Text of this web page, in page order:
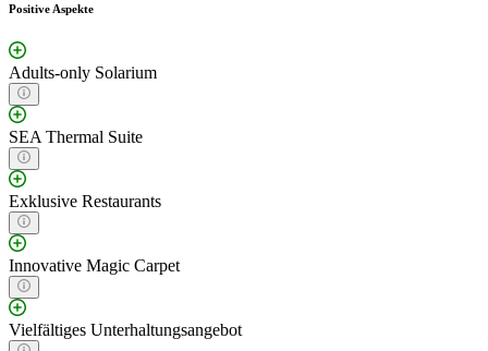
Positive Aspekte
Adults-only Solarium
SEA Thermal Suite
Exklusive Restaurants
Innovative Magic Carpet
Vielfältiges Unterhaltungsangebot